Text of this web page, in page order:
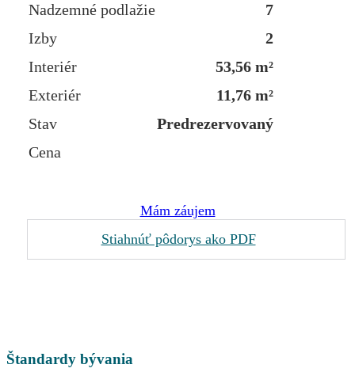
Nadzemné podlažie
7
Izby
2
Interiér
53,56 m²
Exteriér
11,76 m²
Stav
Predrezervovaný
Cena
Mám záujem
Stiahnúť pôdorys ako PDF
Štandardy bývania